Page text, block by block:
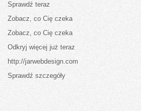
Sprawdź teraz
Zobacz, co Cię czeka
Zobacz, co Cię czeka
Odkryj więcej już teraz
http://jarwebdesign.com
Sprawdź szczegóły